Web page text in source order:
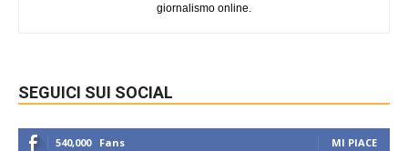
giornalismo online.
SEGUICI SUI SOCIAL
540,000 Fans MI PIACE